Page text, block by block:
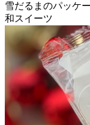
雪だるまのパッケ
和スイーツ